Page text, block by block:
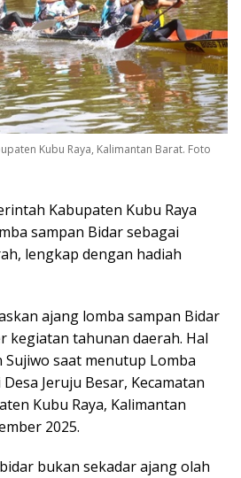
Kubu Raya, Kalimantan Barat. Foto
Kabupaten Kubu Raya
sampan Bidar sebagai
lengkap dengan hadiah
ajang lomba sampan Bidar
kegiatan tahunan daerah. Hal
saat menutup Lomba
Jeruju Besar, Kecamatan
Kubu Raya, Kalimantan
2025.
bukan sekadar ajang olah